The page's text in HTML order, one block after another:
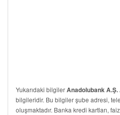
Yukarıdaki bilgilerAnadolubank A.Ş.
bilgileridir. Bu bilgiler şube adresi,
oluşmaktadır. Banka kredi kartları,